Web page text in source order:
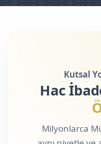
Kutsal
Hac
Milyonlarca